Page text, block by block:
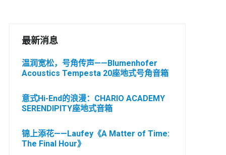
最新消息
温润宽松，号角传声——Blumenhofer
Acoustics Tempesta 20座地式号角音箱
意式Hi-End的浪漫：CHARIO ACADEMY
SERENDIPITY座地式音箱
锦上添花——Laufey《A Matter of Time:
The Final Hour》